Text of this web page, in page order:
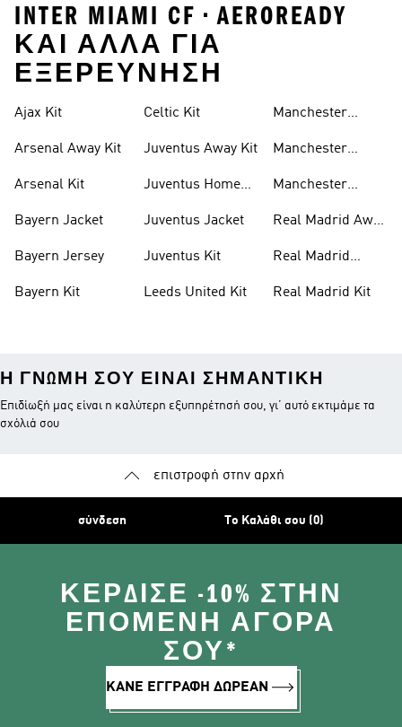
INTER MIAMI CF • AEROREADY
ΚΑΙ ΑΛΛΑ ΓΙΑ
ΕΞΕΡΕΥΝΗΣΗ
Ajax Kit
Arsenal Away Kit
Arsenal Kit
Bayern Jacket
Bayern Jersey
Bayern Kit
Celtic Kit
Juventus Away Kit
Juventus Home
Juventus Jacket
Juventus Kit
Leeds United Kit
Manchester
Manchester
Manchester
Real Madrid Away
Real Madrid
Real Madrid Kit
Η ΓΝΏΜΗ ΣΟΥ ΕΊΝΑΙ ΣΗΜΑΝΤΙΚΉ
Επιδίωξή μας είναι η καλύτερη εξυπηρέτησή σου, γι’ αυτό εκτιμάμε τα
σχόλιά σου
επιστροφή στην αρχή
σύνδεση Το Καλάθι σου (0)
ΚΈΡΔΙΣΕ -10% ΣΤΗΝ
ΕΠΌΜΕΝΗ ΑΓΟΡΆ
ΣΟΥ*
ΚΑΝΕ ΕΓΓΡΑΦΗ ΔΩΡΕΑΝ